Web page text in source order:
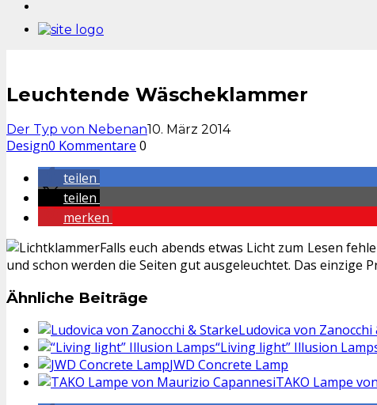
Leuchtende Wäscheklammer
Der Typ von Nebenan10. März 2014
Design0 Kommentare 0
teilen
teilen
merken
Falls euch abends etwas Licht zum Lesen
und schon werden die Seiten gut ausgeleuchtet. Das einzige
Ähnliche Beiträge
Ludovica von Zanocchi
“Living light” Illusion
JWD Concrete Lamp
TAKO Lampe